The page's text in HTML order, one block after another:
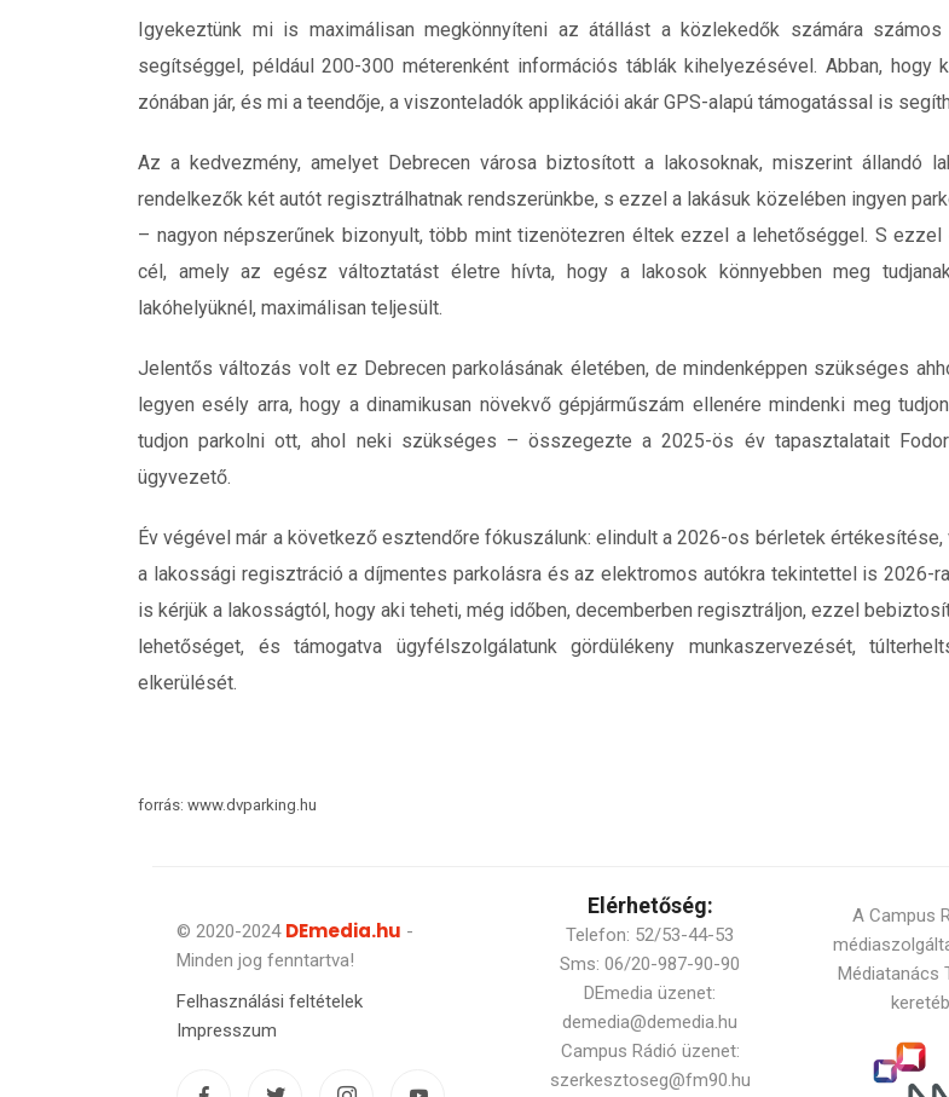
Igyekeztünk mi is maximálisan megkönnyíteni az átállást a közlekedők számára számos
segítséggel, például 200-300 méterenként információs táblák kihelyezésével. Abban, hogy
zónában jár, és mi a teendője, a viszonteladók applikációi akár GPS-alapú támogatással is
Az a kedvezmény, amelyet Debrecen városa biztosított a lakosoknak, miszerint állandó
rendelkezők két autót regisztrálhatnak rendszerünkbe, s ezzel a lakásuk közelében ingyen
– nagyon népszerűnek bizonyult, több mint tizenötezren éltek ezzel a lehetőséggel. S ezzel
cél, amely az egész változtatást életre hívta, hogy a lakosok könnyebben meg
lakóhelyüknél, maximálisan teljesült.
Jelentős változás volt ez Debrecen parkolásának életében, de mindenképpen szükséges
legyen esély arra, hogy a dinamikusan növekvő gépjárműszám ellenére mindenki meg
tudjon parkolni ott, ahol neki szükséges – összegezte a 2025-ös év tapasztalatait
ügyvezető.
Év végével már a következő esztendőre fókuszálunk: elindult a 2026-os bérletek értékesítése,
a lakossági regisztráció a díjmentes parkolásra és az elektromos autókra tekintettel is 2026-
is kérjük a lakosságtól, hogy aki teheti, még időben, decemberben regisztráljon, ezzel
lehetőséget, és támogatva ügyfélszolgálatunk gördülékeny munkaszervezését,
elkerülését.
forrás: www.dvparking.hu
© 2020-2024 DEmedia.hu -
Minden jog fenntartva!
Felhasználási feltételek
Impresszum
Elérhetőség:
Telefon: 52/53-44-53
Sms: 06/20-987-90-90
DEmedia üzenet:
demedia@demedia.hu
Campus Rádió üzenet:
szerkesztoseg@fm90.hu
A Campus
Médiatanács